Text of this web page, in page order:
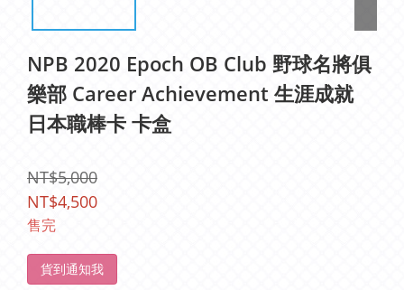
NPB 2020 Epoch OB Club 野球名將俱
樂部 Career Achievement 生涯成就
日本職棒卡 卡盒
NT$5,000
NT$4,500
售完
貨到通知我